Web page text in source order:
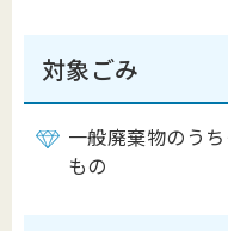
対象ごみ
一般廃棄物のう
もの